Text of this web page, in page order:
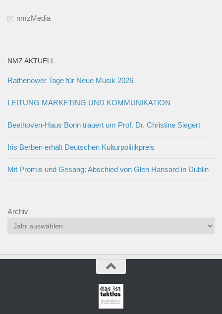
nmzMedia
NMZ AKTUELL
Rathenower Tage für Neue Musik 2026
LEITUNG MARKETING UND KOMMUNIKATION
Beethoven-Haus Bonn trauert um Prof. Dr. Christine Siegert
Iris Berben erhält Deutschen Kulturpolitikpreis
Mit Promis und Gesang: Abschied von Glen Hansard in Dublin
Archiv